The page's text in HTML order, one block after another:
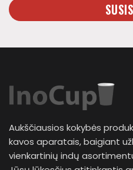
Aukščiausios kokybės
kavos aparatais, baigiant
vienkartinių indų